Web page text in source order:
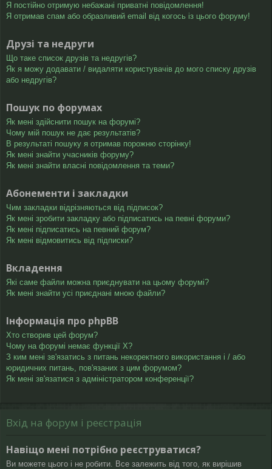
Я постійно отримую небажані приватні повідомлення!
Я отримав спам або образливий email від когось із цього форуму!
Друзі та недруги
Що таке список друзів та недругів?
Як я можу додавати / видаляти користувачів до мого списку друзів
або недругів?
Пошук по форумах
Як мені здійснити пошук на форумі?
Чому мій пошук не дає результатів?
В результаті пошуку я отримав порожню сторінку!
Як мені знайти учасників форуму?
Як мені знайти власні повідомлення та теми?
Абонементи і закладки
Чим закладки відрізняються від підписок?
Як мені зробити закладку або підписатись на певні форуми?
Як мені підписатись на певний форум?
Як мені відмовитись від підписки?
Вкладення
Які саме файли можна приєднувати на цьому форумі?
Як мені знайти усі приєднані мною файли?
Інформація про phpBB
Хто створив цей форум?
Чому на форумі немає функції X?
З ким мені зв'язатись з питань некоректного використання і / або
юридичних питань, пов'язаних з цим форумом?
Як мені зв'язатися з адміністратором конференції?
Вхід на форум і реєстрація
Навіщо мені потрібно реєструватися?
Ви можете цього і не робити. Все залежить від того, як вирішив